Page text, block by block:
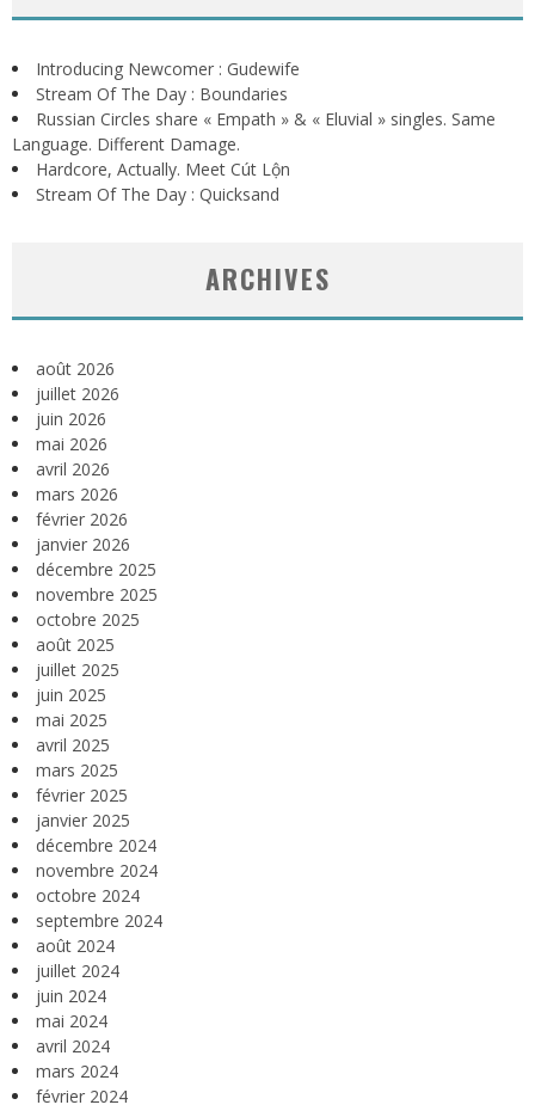
Introducing Newcomer : Gudewife
Stream Of The Day : Boundaries
Russian Circles share « Empath » & « Eluvial » singles. Same
Language. Different Damage.
Hardcore, Actually. Meet Cút Lộn
Stream Of The Day : Quicksand
ARCHIVES
août 2026
juillet 2026
juin 2026
mai 2026
avril 2026
mars 2026
février 2026
janvier 2026
décembre 2025
novembre 2025
octobre 2025
août 2025
juillet 2025
juin 2025
mai 2025
avril 2025
mars 2025
février 2025
janvier 2025
décembre 2024
novembre 2024
octobre 2024
septembre 2024
août 2024
juillet 2024
juin 2024
mai 2024
avril 2024
mars 2024
février 2024